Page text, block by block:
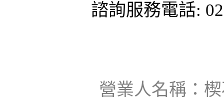
諮詢服務電話:
營業人名稱：